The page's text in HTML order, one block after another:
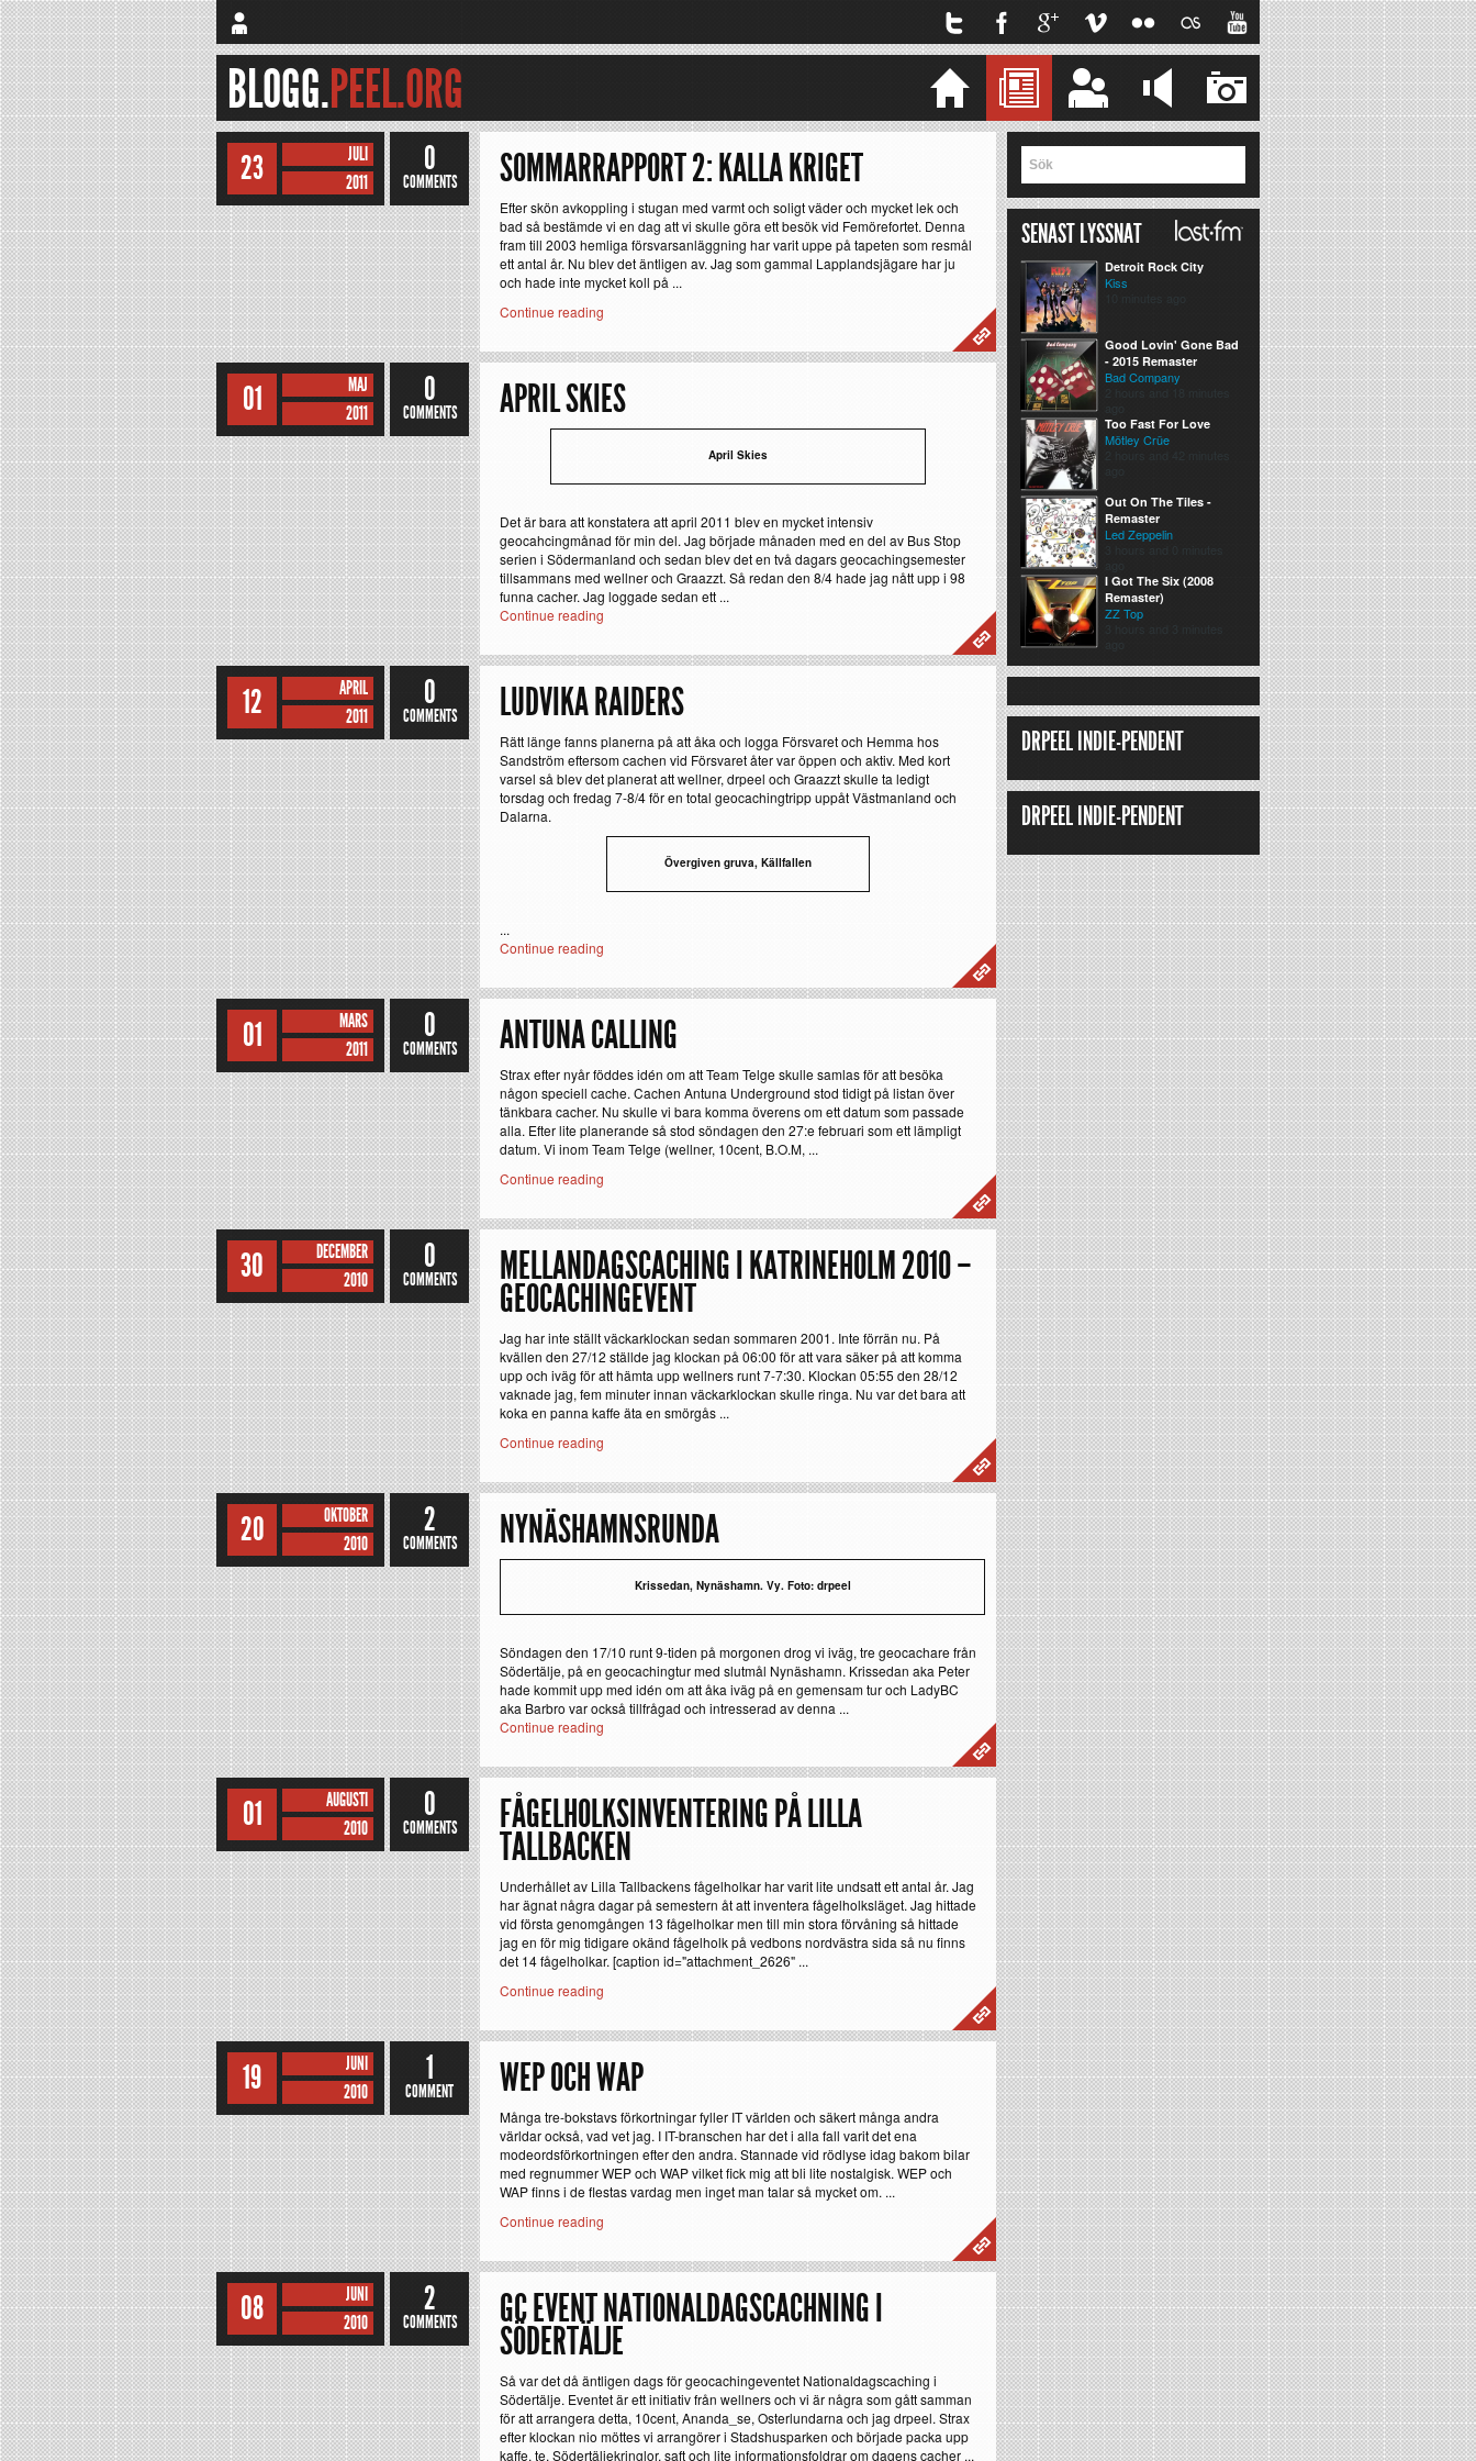
Twitter FacebookGoogle Vimeo Flickr Last.fm YouTube
BLOGG.PEEL.ORG Hem Blogg Musik Foto
23
JULI
2011
0
COMMENTS SOMMARRAPPORT 2: KALLA KRIGET
Efter skön avkoppling i stugan med varmt och soligt väder och mycket lek och
bad så bestämde vi en dag att vi skulle göra ett besök vid Femörefortet. Denna
fram till 2003 hemliga försvarsanläggning har varit uppe på tapeten som resmål
ett antal år. Nu blev det äntligen av. Jag som gammal Lapplandsjägare har ju
och hade inte mycket koll på ...
Continue reading
01
MAJ
2011
0
COMMENTS APRIL SKIES
April Skies
Det är bara att konstatera att april 2011 blev en mycket intensiv
geocahcingmånad för min del. Jag började månaden med en del av Bus Stop
serien i Södermanland och sedan blev det en två dagars geocachingsemester
tillsammans med wellner och Graazzt. Så redan den 8/4 hade jag nått upp i 98
funna cacher. Jag loggade sedan ett ...
Continue reading
12
APRIL
2011
0
COMMENTS LUDVIKA RAIDERS
Rätt länge fanns planerna på att åka och logga Försvaret och Hemma hos
Sandström eftersom cachen vid Försvaret åter var öppen och aktiv. Med kort
varsel så blev det planerat att wellner, drpeel och Graazzt skulle ta ledigt
torsdag och fredag 7-8/4 för en total geocachingtripp uppåt Västmanland och
Dalarna.
Övergiven gruva, Källfallen
...
Continue reading
01
MARS
2011
0
COMMENTS ANTUNA CALLING
Strax efter nyår föddes idén om att Team Telge skulle samlas för att besöka
någon speciell cache. Cachen Antuna Underground stod tidigt på listan över
tänkbara cacher. Nu skulle vi bara komma överens om ett datum som passade
alla. Efter lite planerande så stod söndagen den 27:e februari som ett lämpligt
datum. Vi inom Team Telge (wellner, 10cent, B.O.M, ...
Continue reading
30
DECEMBER
2010
0
COMMENTS MELLANDAGSCACHING I KATRINEHOLM 2010 –
GEOCACHINGEVENT
Jag har inte ställt väckarklockan sedan sommaren 2001. Inte förrän nu. På
kvällen den 27/12 ställde jag klockan på 06:00 för att vara säker på att komma
upp och iväg för att hämta upp wellners runt 7-7:30. Klockan 05:55 den 28/12
vaknade jag, fem minuter innan väckarklockan skulle ringa. Nu var det bara att
koka en panna kaffe äta en smörgås ...
Continue reading
20
OKTOBER
2010
2
COMMENTS NYNÄSHAMNSRUNDA
Krissedan, Nynäshamn. Vy. Foto: drpeel
Söndagen den 17/10 runt 9-tiden på morgonen drog vi iväg, tre geocachare från
Södertälje, på en geocachingtur med slutmål Nynäshamn. Krissedan aka Peter
hade kommit upp med idén om att åka iväg på en gemensam tur och LadyBC
aka Barbro var också tillfrågad och intresserad av denna ...
Continue reading
01
AUGUSTI
2010
0
COMMENTS FÅGELHOLKSINVENTERING PÅ LILLA
TALLBACKEN
Underhållet av Lilla Tallbackens fågelholkar har varit lite undsatt ett antal år. Jag
har ägnat några dagar på semestern åt att inventera fågelholksläget. Jag hittade
vid första genomgången 13 fågelholkar men till min stora förvåning så hittade
jag en för mig tidigare okänd fågelholk på vedbons nordvästra sida så nu finns
det 14 fågelholkar. [caption id="attachment_2626" ...
Continue reading
19
JUNI
2010
1
COMMENT WEP OCH WAP
Många tre-bokstavs förkortningar fyller IT världen och säkert många andra
världar också, vad vet jag. I IT-branschen har det i alla fall varit det ena
modeordsförkortningen efter den andra. Stannade vid rödlyse idag bakom bilar
med regnummer WEP och WAP vilket fick mig att bli lite nostalgisk. WEP och
WAP finns i de flestas vardag men inget man talar så mycket om. ...
Continue reading
08
JUNI
2010
2
COMMENTS GC EVENT NATIONALDAGSCACHNING I
SÖDERTÄLJE
Så var det då äntligen dags för geocachingeventet Nationaldagscaching i
Södertälje. Eventet är ett initiativ från wellners och vi är några som gått samman
för att arrangera detta, 10cent, Ananda_se, Osterlundarna och jag drpeel. Strax
efter klockan nio möttes vi arrangörer i Stadshusparken och började packa upp
kaffe, te, Södertäljekringlor, saft och lite informationsfoldrar om dagens cacher ...
SENAST LYSSNAT
Detroit Rock City
Kiss
Good Lovin' Gone Bad
- 2015 Remaster
Bad Company
Too Fast For Love
Mötley Crüe
Out On The Tiles -
Remaster
Led Zeppelin
I Got The Six (2008
Remaster)
ZZ Top
DRPEEL INDIE-PENDENT
DRPEEL INDIE-PENDENT